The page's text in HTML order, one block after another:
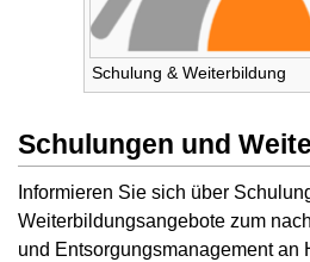
Schulung & Weiterbildung
Schulungen und
Informieren Sie sich über
Weiterbildungsangebote zum
und Entsorgungsmanagement an